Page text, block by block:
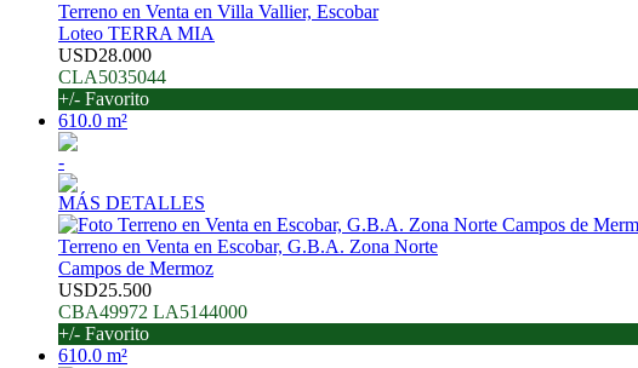
Terreno en Venta en Villa Vallier, Escobar
Loteo TERRA MIA
USD28.000
CLA5035044
+/- Favorito
610.0 m²
-
MÁS DETALLES
Terreno en Venta en Escobar, G.B.A. Zona Norte
Campos de Mermoz
USD25.500
CBA49972 LA5144000
+/- Favorito
610.0 m²